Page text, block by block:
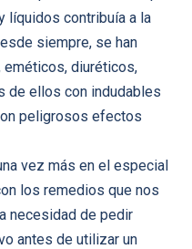
líquidos contribuía a la
siempre, se han
diuréticos,
de ellos con indudables
peligrosos efectos
vez más en el especial
los remedios que nos
necesidad de pedir
antes de utilizar un